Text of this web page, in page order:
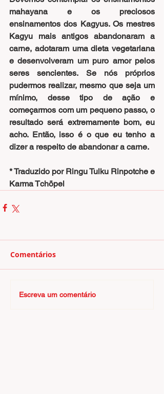
mahayana e os preciosos
ensinamentos dos Kagyus. Os mestres
Kagyu mais antigos abandonaram a
carne, adotaram uma dieta vegetariana
e desenvolveram um puro amor pelos
seres sencientes. Se nós próprios
pudermos realizar, mesmo que seja um
mínimo, desse tipo de ação e
começarmos com um pequeno passo, o
resultado será extremamente bom, eu
acho. Então, isso é o que eu tenho a
dizer a respeito de abandonar a carne.
* Traduzido por Ringu Tulku Rinpotche e
Karma Tchöpel
Comentários
Escreva um comentário